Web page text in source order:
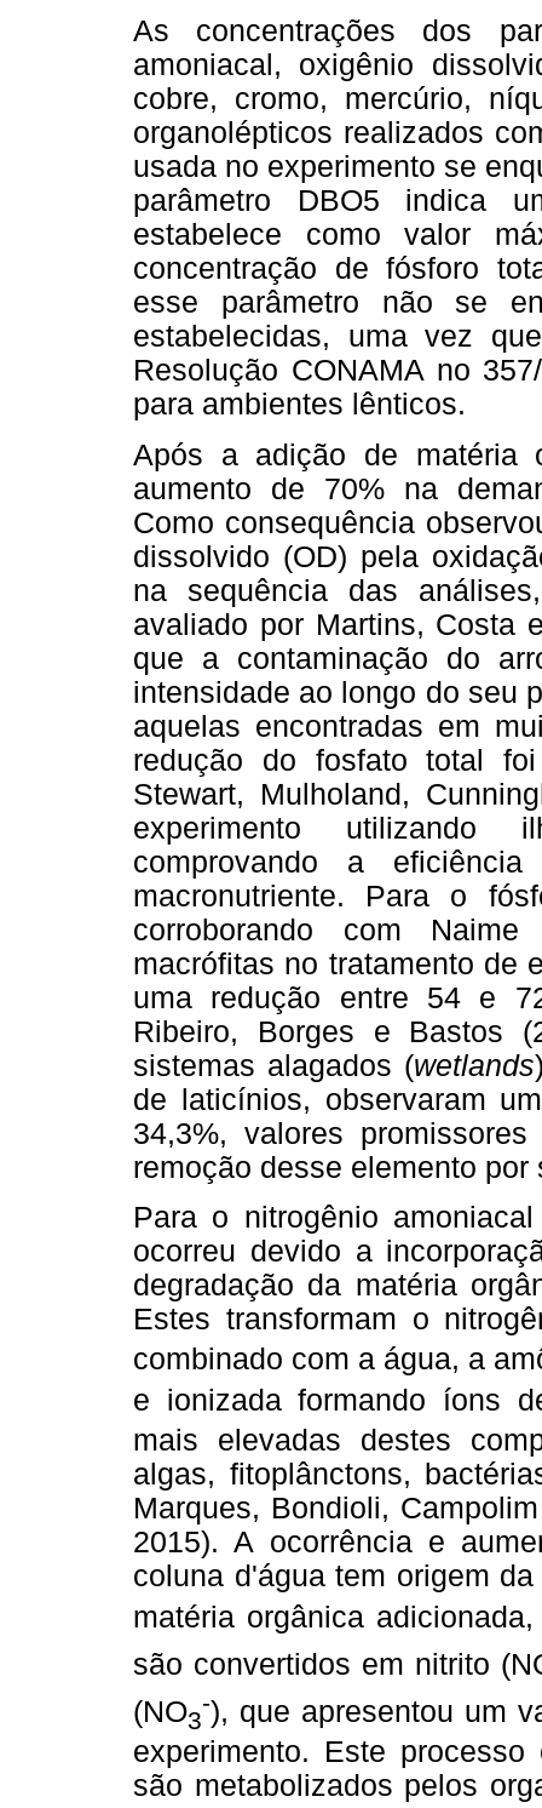
As concentrações dos
amoniacal, oxigênio
cobre, cromo, mercúrio,
organolépticos realizados
usada no experimento se
parâmetro DBO5 indica
estabelece como valor
concentração de fósforo
esse parâmetro não se
estabelecidas, uma vez
Resolução CONAMA no
para ambientes lênticos.
Após a adição de matéria
aumento de 70% na
Como consequência
dissolvido (OD) pela
na sequência das
avaliado por Martins, Costa
que a contaminação do
intensidade ao longo do seu
aquelas encontradas em
redução do fosfato total
Stewart, Mulholand,
experimento utilizando
comprovando a
macronutriente. Para o
corroborando com
macrófitas no tratamento de
uma redução entre 54 e
Ribeiro, Borges e Bastos
sistemas alagados (wetlands
de laticínios, observaram
34,3%, valores
remoção desse elemento
Para o nitrogênio
ocorreu devido a
degradação da matéria
Estes transformam o
combinado com a água, a
e ionizada formando íons
mais elevadas destes
algas, fitoplânctons,
Marques, Bondioli,
2015). A ocorrência e
coluna d'água tem origem
matéria orgânica
são convertidos em nitrito
(NO3
-), que apresentou um
experimento. Este
são metabolizados pelos